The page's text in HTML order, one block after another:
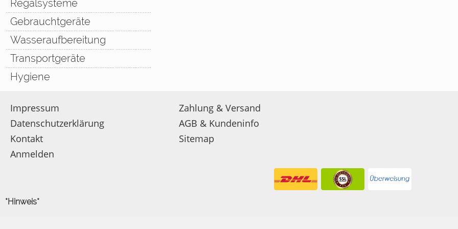
Regalsysteme
Gebrauchtgeräte
Wasseraufbereitung
Transportgeräte
Hygiene
Impressum
Datenschutzerklärung
Kontakt
Anmelden
Zahlung & Versand
AGB & Kundeninfo
Sitemap
*Hinweis*